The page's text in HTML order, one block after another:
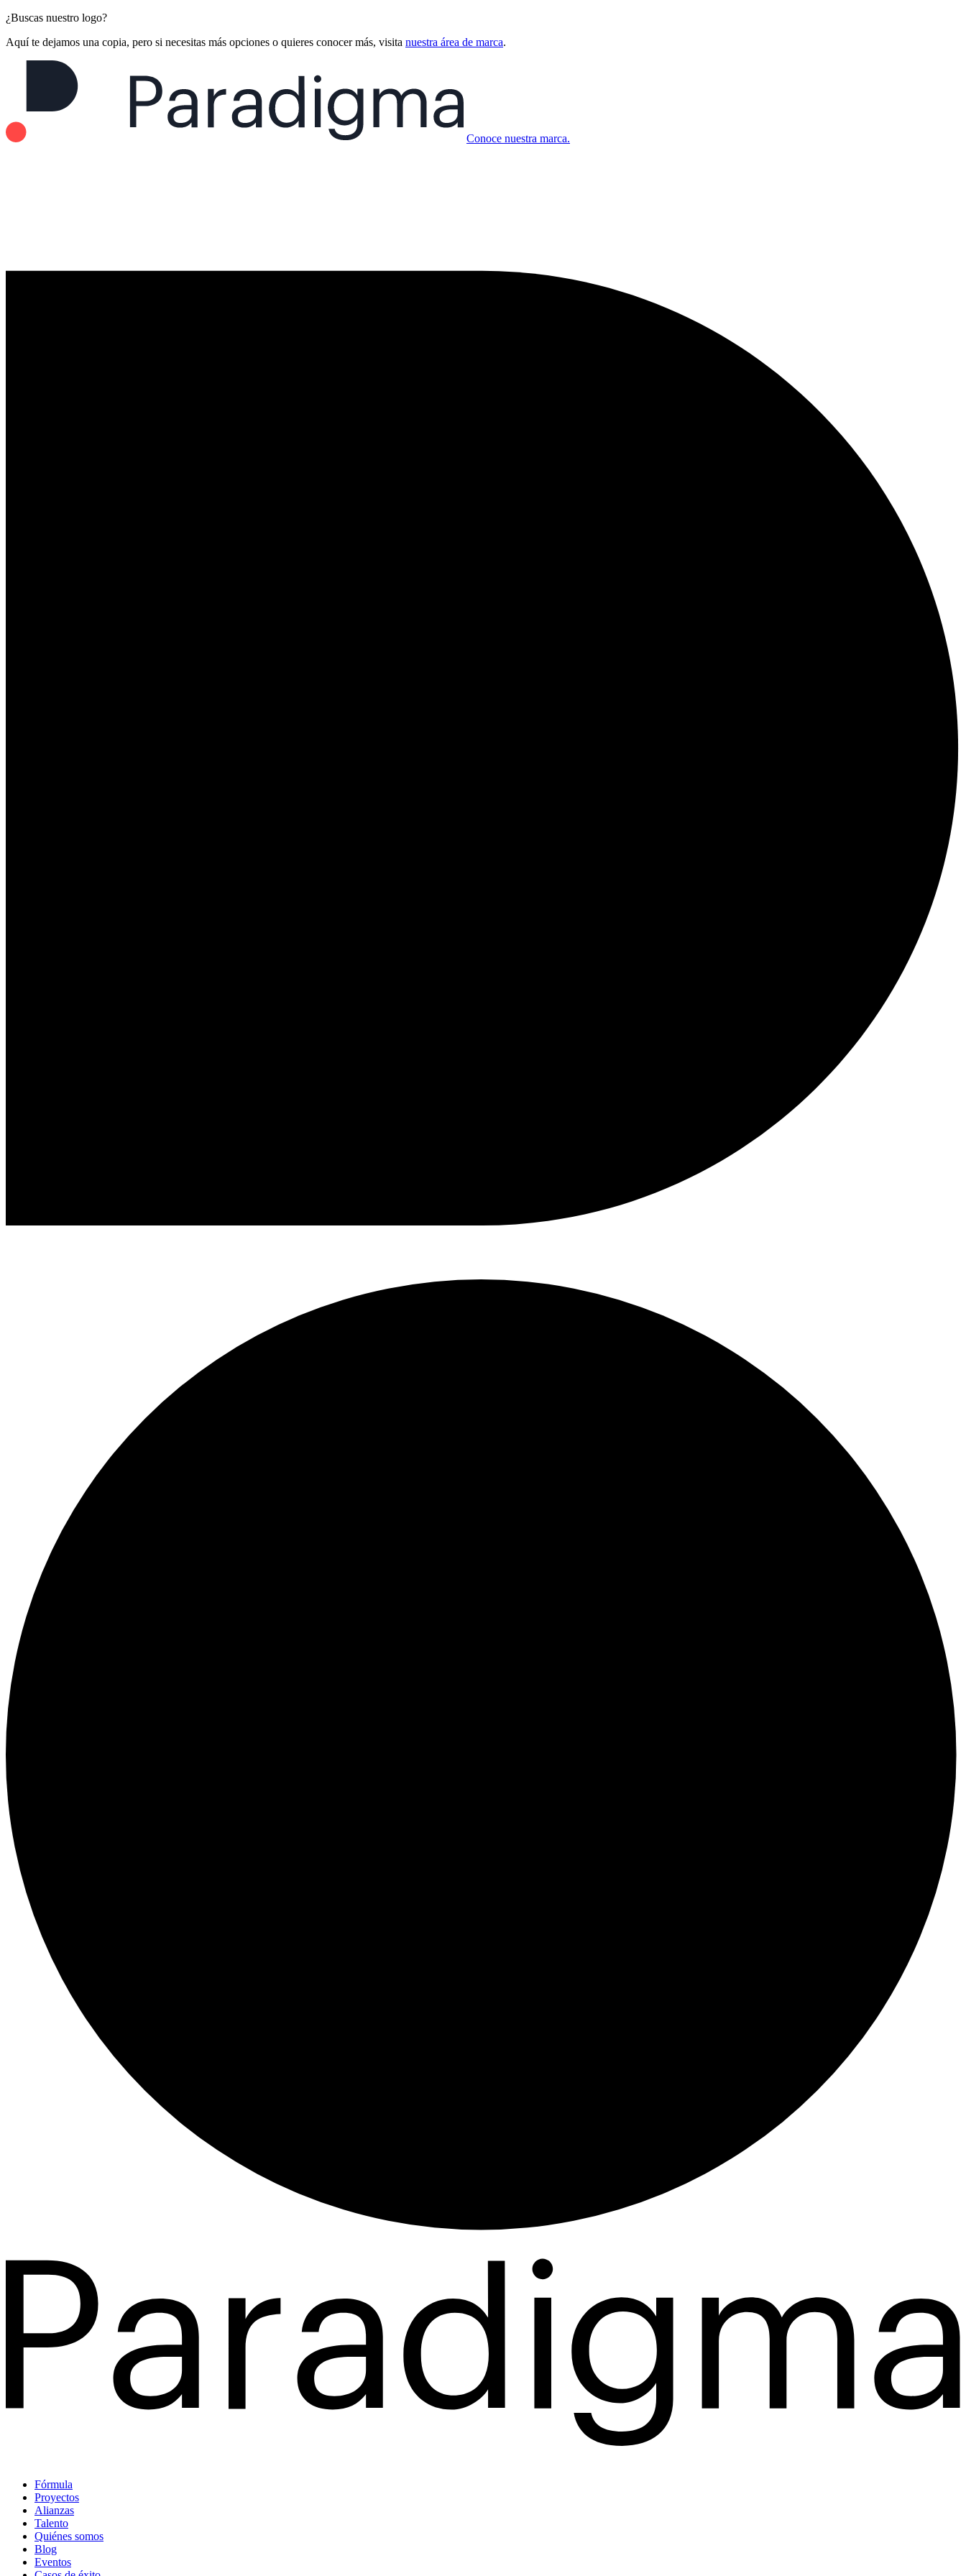
¿Buscas nuestro logo?
Aquí te dejamos una copia, pero si necesitas más opciones o quieres conocer más, visita nuestra área de marca.
Conoce nuestra marca.
Fórmula
Proyectos
Alianzas
Talento
Quiénes somos
Blog
Eventos